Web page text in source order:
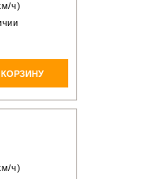
ч)
ч)